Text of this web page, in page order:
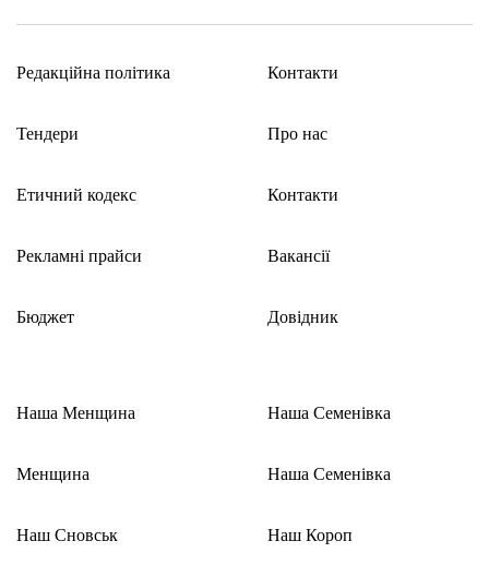
Редакційна політика
Тендери
Етичний кодекс
Рекламні прайси
Бюджет
Контакти
Про нас
Контакти
Вакансії
Довідник
Наша Менщина
Менщина
Наш Сновськ
Наша Семенівка
Наша Семенівка
Наш Короп